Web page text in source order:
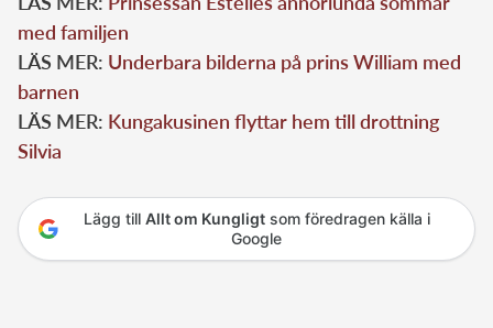
med familjen
LÄS MER: Underbara bilderna på prins William med
barnen
LÄS MER: Kungakusinen flyttar hem till drottning
Silvia
Lägg till Allt om Kungligtsom föredragen källa i
Google